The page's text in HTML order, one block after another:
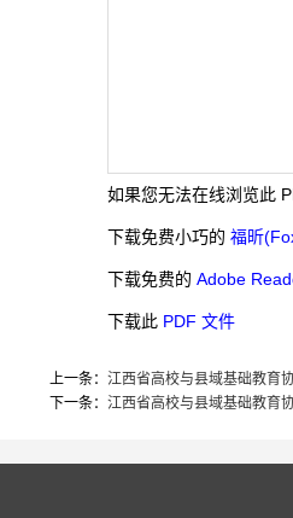
如果您无法在线浏览此
下载免费小巧的 福昕
下载免费的 Adobe
下载此 PDF 文件
上一条： 江西省高校与县域基础教育
下一条： 江西省高校与县域基础教育